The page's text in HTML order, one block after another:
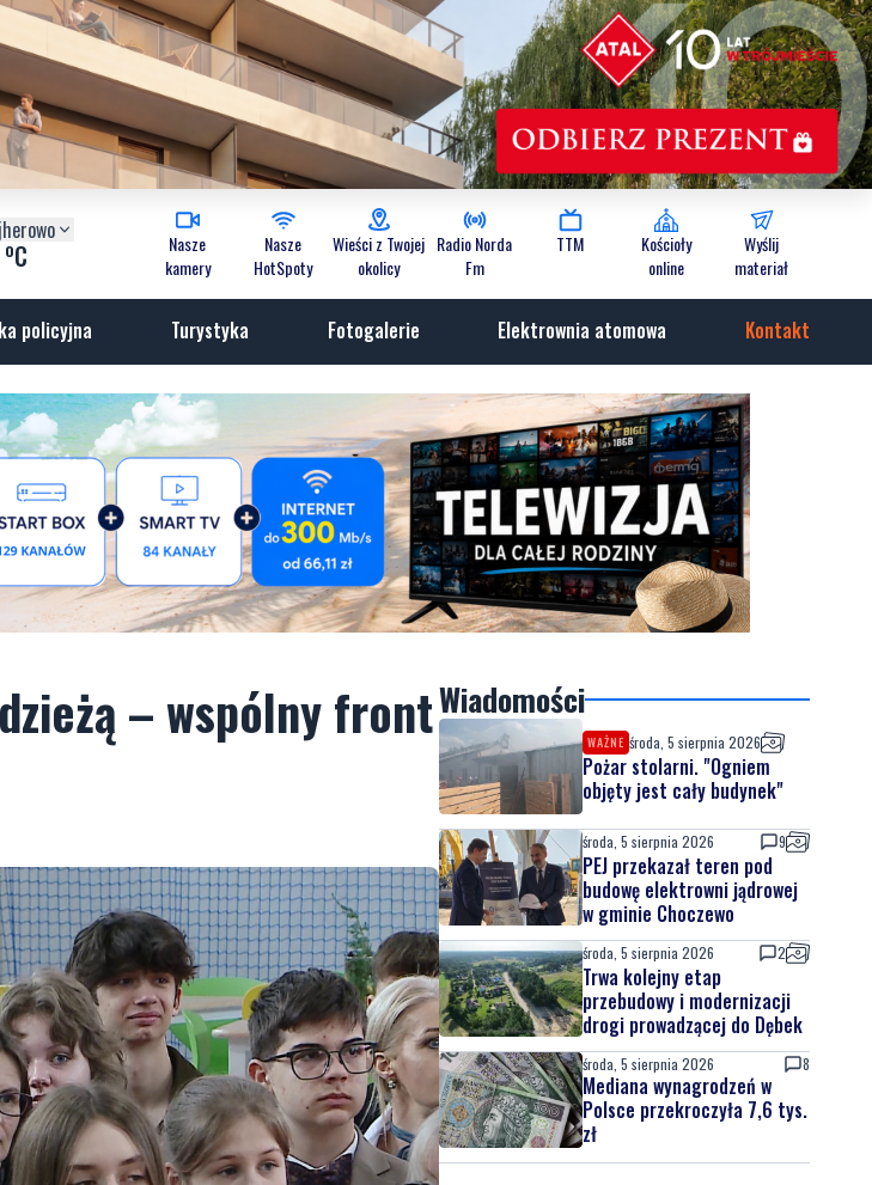
oC
Nasze
kamery
Nasze
HotSpoty
Wieści z Twojej
okolicy
Radio Norda
Fm
TTM
Kościoły
online
Wyślij
materiał
policyjna Turystyka Fotogalerie Elektrownia atomowa Kontakt
– wspólny frontWiadomości
WAŻNE środa, 5 sierpnia 2026
Pożar stolarni. "Ogniem
objęty jest cały budynek"
środa, 5 sierpnia 2026 9
PEJ przekazał teren pod
budowę elektrowni jądrowej
w gminie Choczewo
środa, 5 sierpnia 2026 2
Trwa kolejny etap
przebudowy i modernizacji
drogi prowadzącej do Dębek
środa, 5 sierpnia 2026 8
Mediana wynagrodzeń w
Polsce przekroczyła 7,6 tys.
zł